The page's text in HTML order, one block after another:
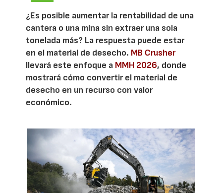
¿Es posible aumentar la rentabilidad de una
cantera o una mina sin extraer una sola
tonelada más? La respuesta puede estar
en el material de desecho. MB Crusher
llevará este enfoque a MMH 2026, donde
mostrará cómo convertir el material de
desecho en un recurso con valor
económico.